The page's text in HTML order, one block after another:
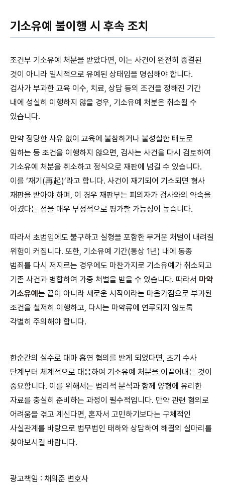
기소유예 불이행 시 후속 조치
조건부 기소유예 처분을 받았다면, 이는 사건이 완전히 종결된
것이 아니라 일시적으로 유예된 상태임을 명심해야 합니다.
검사가 부과한 교육 이수, 치료, 상담 등의 조건을 정해진 기간
내에 성실히 이행하지 않을 경우, 기소유예 처분은 취소될 수
있습니다.
만약 정당한 사유 없이 교육에 불참하거나 불성실한 태도로
임하는 등 조건을 이행하지 않으면, 검사는 사건을 다시 검토하여
기소유예 처분을 취소하고 정식으로 재판에 넘길 수 있습니다.
이를 ‘재기(再起)’라고 합니다. 사건이 재기되어 기소되면 형사
재판을 받아야 하며, 이 경우 재판부는 피의자가 검사와의 약속을
어겼다는 점을 매우 부정적으로 평가할 가능성이 높습니다.
따라서 초범임에도 불구하고 실형을 포함한 무거운 처벌이 내려질
위험이 커집니다. 또한, 기소유예 기간(통상 1년) 내에 동종
범죄를 다시 저지르는 경우에도 마찬가지로 기소유예가 취소되고
기존 사건과 병합하여 가중 처벌을 받을 수 있습니다. 따라서 마약
기소유예 는 끝이 아니라 새로운 시작이라는 마음가짐으로 부과된
조건을 철저히 이행하고, 다시는 마약류에 연루되지 않도록
각별히 주의해야 합니다.
한순간의 실수로 대마 흡연 혐의를 받게 되었다면, 초기 수사
단계부터 체계적으로 대응하여 기소유예 처분을 이끌어내는 것이
중요합니다. 이를 위해서는 법리적 분석과 함께 양형에 유리한
자료를 충실히 준비하는 과정이 필수적입니다. 만약 관련 혐의로
어려움을 겪고 계신다면, 혼자서 고민하기보다는 구체적인
사실관계를 바탕으로 법무법인 태하와 상담하여 해결의 실마리를
찾아보시길 바랍니다.
광고책임 : 채의준 변호사